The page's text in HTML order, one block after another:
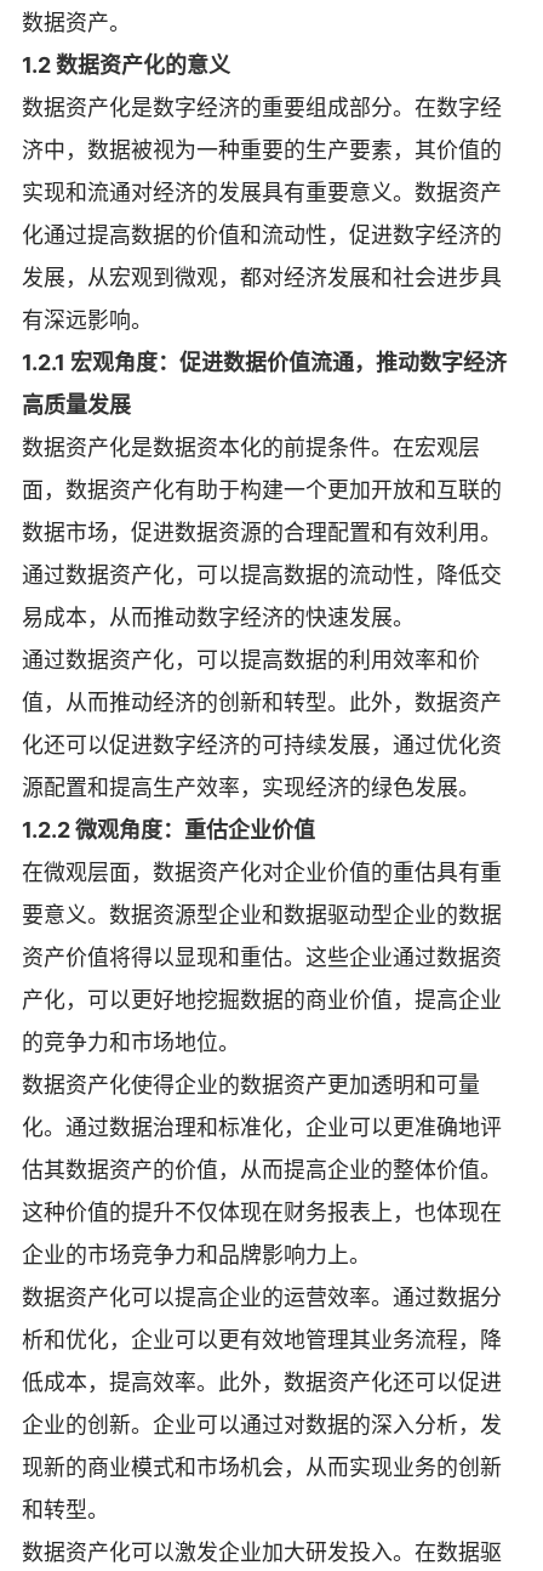
数据资产。
1.2 数据资产化的意义
数据资产化是数字经济的重要组成部分。在数字经
济中，数据被视为一种重要的生产要素，其价值的
实现和流通对经济的发展具有重要意义。数据资产
化通过提高数据的价值和流动性，促进数字经济的
发展，从宏观到微观，都对经济发展和社会进步具
有深远影响。
1.2.1 宏观角度：促进数据价值流通，推动数字经济
高质量发展
数据资产化是数据资本化的前提条件。在宏观层
面，数据资产化有助于构建一个更加开放和互联的
数据市场，促进数据资源的合理配置和有效利用。
通过数据资产化，可以提高数据的流动性，降低交
易成本，从而推动数字经济的快速发展。
通过数据资产化，可以提高数据的利用效率和价
值，从而推动经济的创新和转型。此外，数据资产
化还可以促进数字经济的可持续发展，通过优化资
源配置和提高生产效率，实现经济的绿色发展。
1.2.2 微观角度：重估企业价值
在微观层面，数据资产化对企业价值的重估具有重
要意义。数据资源型企业和数据驱动型企业的数据
资产价值将得以显现和重估。这些企业通过数据资
产化，可以更好地挖掘数据的商业价值，提高企业
的竞争力和市场地位。
数据资产化使得企业的数据资产更加透明和可量
化。通过数据治理和标准化，企业可以更准确地评
估其数据资产的价值，从而提高企业的整体价值。
这种价值的提升不仅体现在财务报表上，也体现在
企业的市场竞争力和品牌影响力上。
数据资产化可以提高企业的运营效率。通过数据分
析和优化，企业可以更有效地管理其业务流程，降
低成本，提高效率。此外，数据资产化还可以促进
企业的创新。企业可以通过对数据的深入分析，发
现新的商业模式和市场机会，从而实现业务的创新
和转型。
数据资产化可以激发企业加大研发投入。在数据驱